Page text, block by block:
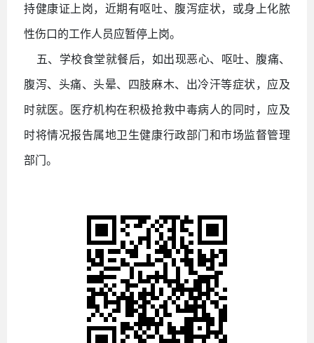
持健康证上岗，近期有呕吐、腹泻症状，或身上化脓
性伤口的工作人员应暂停上岗。
五、学校食堂就餐后，如出现恶心、呕吐、腹痛、
腹泻、头痛、头晕、四肢麻木、出冷汗等症状，应及
时就医。医疗机构在积极抢救中毒病人的同时，应及
时将情况报告属地卫生健康行政部门和市场监督管理
部门。